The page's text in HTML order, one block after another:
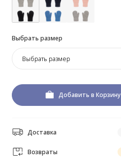
Выбрать размер
Выбрать размер
Добавить в Корзину
Доставка
Возвраты